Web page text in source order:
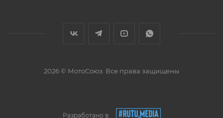
2026 © МотоСоюз. Все права защищены
Разработано в